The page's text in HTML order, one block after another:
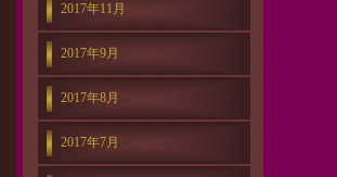
2017年11月
2017年9月
2017年8月
2017年7月